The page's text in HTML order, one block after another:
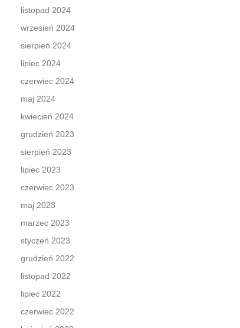
listopad 2024
wrzesień 2024
sierpień 2024
lipiec 2024
czerwiec 2024
maj 2024
kwiecień 2024
grudzień 2023
sierpień 2023
lipiec 2023
czerwiec 2023
maj 2023
marzec 2023
styczeń 2023
grudzień 2022
listopad 2022
lipiec 2022
czerwiec 2022